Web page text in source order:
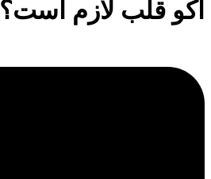
اکو قلب لازم است؟